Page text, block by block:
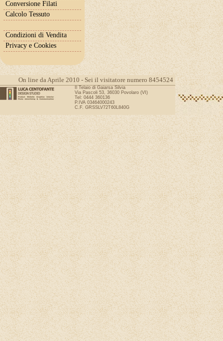
Conversione Filati
Calcolo Tessuto
Condizioni di Vendita
Privacy e Cookies
On line da Aprile 2010 - Sei il visitatore numero 8454524
Il Telaio di Gaiarsa Silvia
Via Pascoli 53, 36030 Povolaro (VI)
Tel: 0444 360136
P.IVA 03464000243
C.F. GRSSLV72T60L840G